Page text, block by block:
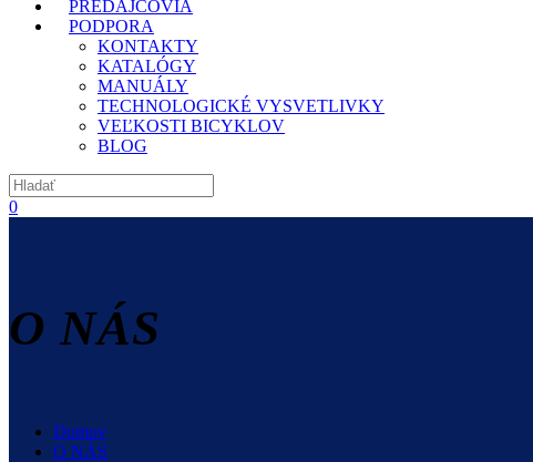
PREDAJCOVIA
PODPORA
KONTAKTY
KATALÓGY
MANUÁLY
TECHNOLOGICKÉ VYSVETLIVKY
VEĽKOSTI BICYKLOV
BLOG
0
O NÁS
Domov
O NÁS